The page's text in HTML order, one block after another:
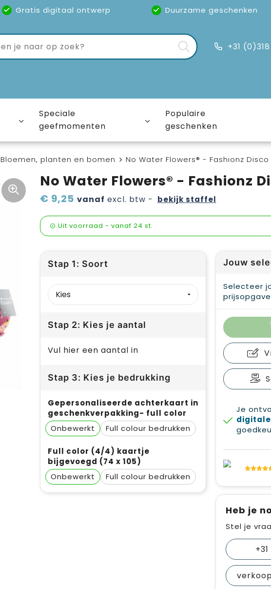
Gratis digitaal ontwerp Duurzame geschenken
+31
Speciale
geefmomenten
Populaire
geschenken
Bloemen, planten en bomen No Water Flowers® - Fashionz Disco
No Water Flowers® - Fashionz
€ 9,25 vanaf excl. btw - bekijk staffel
Uit voorraad - vanaf 24 st.
Stap 1: Soort
Stap 2: Kies je aantal
Vul hier een aantal in
Stap 3: Kies je bedrukking
Gepersonaliseerde achterkaart in
geschenkverpakking- full color
Onbewerkt
Full colour
Full color (4/4) kaartje
bijgevoegd (74 x 105)
Onbewerkt
Full colour
Jouw
Selecteer
Je
Heb je
Stel je